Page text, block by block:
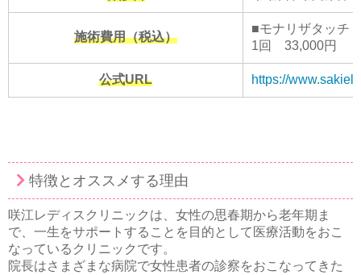
施術費用（税込）
■モナリザタッチ
1回 33,000円
公式URL https://
特徴とオススメする理由
咲江レディスクリニックは、女性の思春期から老年期ま
で、一生をサポートすることを目的として医療活動をおこ
なっているクリニックです。
院長はさまざまな病院で女性患者の診察をおこなってきた